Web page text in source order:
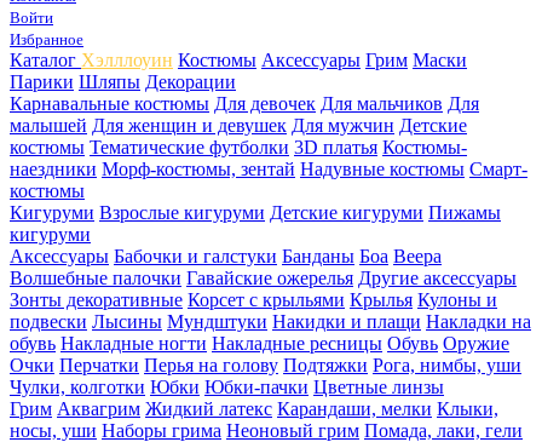
Войти
Избранное
Каталог Хэлллоуин Костюмы Аксессуары Грим Маски
Парики Шляпы Декорации
Карнавальные костюмы Для девочек Для мальчиков Для
малышей Для женщин и девушек Для мужчин Детские
костюмы Тематические футболки 3D платья Костюмы-
наездники Морф-костюмы, зентай Надувные костюмы Смарт-
костюмы
Кигуруми Взрослые кигуруми Детские кигуруми Пижамы
кигуруми
Аксессуары Бабочки и галстуки Банданы Боа Веера
Волшебные палочки Гавайские ожерелья Другие аксессуары
Зонты декоративные Корсет с крыльями Крылья Кулоны и
подвески Лысины Мундштуки Накидки и плащи Накладки на
обувь Накладные ногти Накладные ресницы Обувь Оружие
Очки Перчатки Перья на голову Подтяжки Рога, нимбы, уши
Чулки, колготки Юбки Юбки-пачки Цветные линзы
Грим Аквагрим Жидкий латекс Карандаши, мелки Клыки,
носы, уши Наборы грима Неоновый грим Помада, лаки, гели